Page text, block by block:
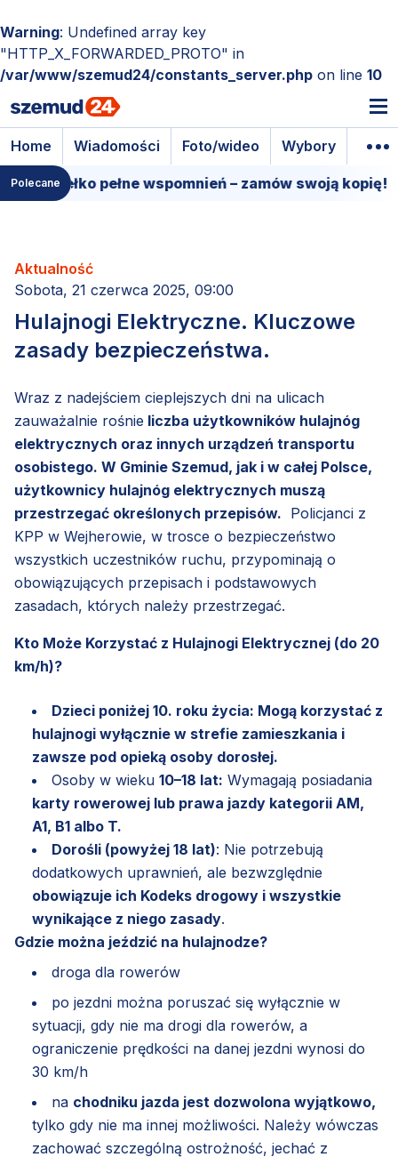
Warning: Undefined array key
"HTTP_X_FORWARDED_PROTO" in
/var/www/szemud24/constants_server.php on line 10
Home Wiadomości Foto/wideo Wybory
Polecane pełne wspomnień – zamów swoją kopię!
Aktualność
Sobota, 21 czerwca 2025, 09:00
Hulajnogi Elektryczne. Kluczowe
zasady bezpieczeństwa.
Wraz z nadejściem cieplejszych dni na ulicach
zauważalnie rośnie liczba użytkowników hulajnóg
elektrycznych oraz innych urządzeń transportu
osobistego. W Gminie Szemud, jak i w całej Polsce,
użytkownicy hulajnóg elektrycznych muszą
przestrzegać określonych przepisów. Policjanci z
KPP w Wejherowie, w trosce o bezpieczeństwo
wszystkich uczestników ruchu, przypominają o
obowiązujących przepisach i podstawowych
zasadach, których należy przestrzegać.
Kto Może Korzystać z Hulajnogi Elektrycznej (do 20
km/h)?
Dzieci poniżej 10. roku życia: Mogą korzystać z
hulajnogi wyłącznie w strefie zamieszkania i
zawsze pod opieką osoby dorosłej.
Osoby w wieku 10–18 lat: Wymagają posiadania
karty rowerowej lub prawa jazdy kategorii AM,
A1, B1 albo T.
Dorośli (powyżej 18 lat): Nie potrzebują
dodatkowych uprawnień, ale bezwzględnie
obowiązuje ich Kodeks drogowy i wszystkie
wynikające z niego zasady.
Gdzie można jeździć na hulajnodze?
droga dla rowerów
po jezdni można poruszać się wyłącznie w
sytuacji, gdy nie ma drogi dla rowerów, a
ograniczenie prędkości na danej jezdni wynosi do
30 km/h
na chodniku jazda jest dozwolona wyjątkowo,
tylko gdy nie ma innej możliwości. Należy wówczas
zachować szczególną ostrożność, jechać z